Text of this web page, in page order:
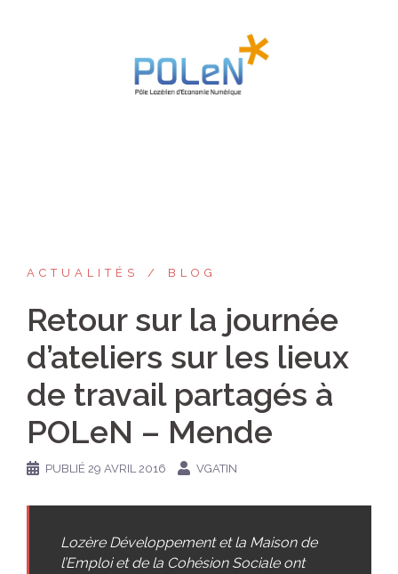
ACTUALITÉS BLOG
Retour sur la journée
d’ateliers sur les lieux
de travail partagés à
POLeN – Mende
PUBLIÉ 29 AVRIL 2016 VGATIN
Lozère Développement et la Maison de
l’Emploi et de la Cohésion Sociale ont